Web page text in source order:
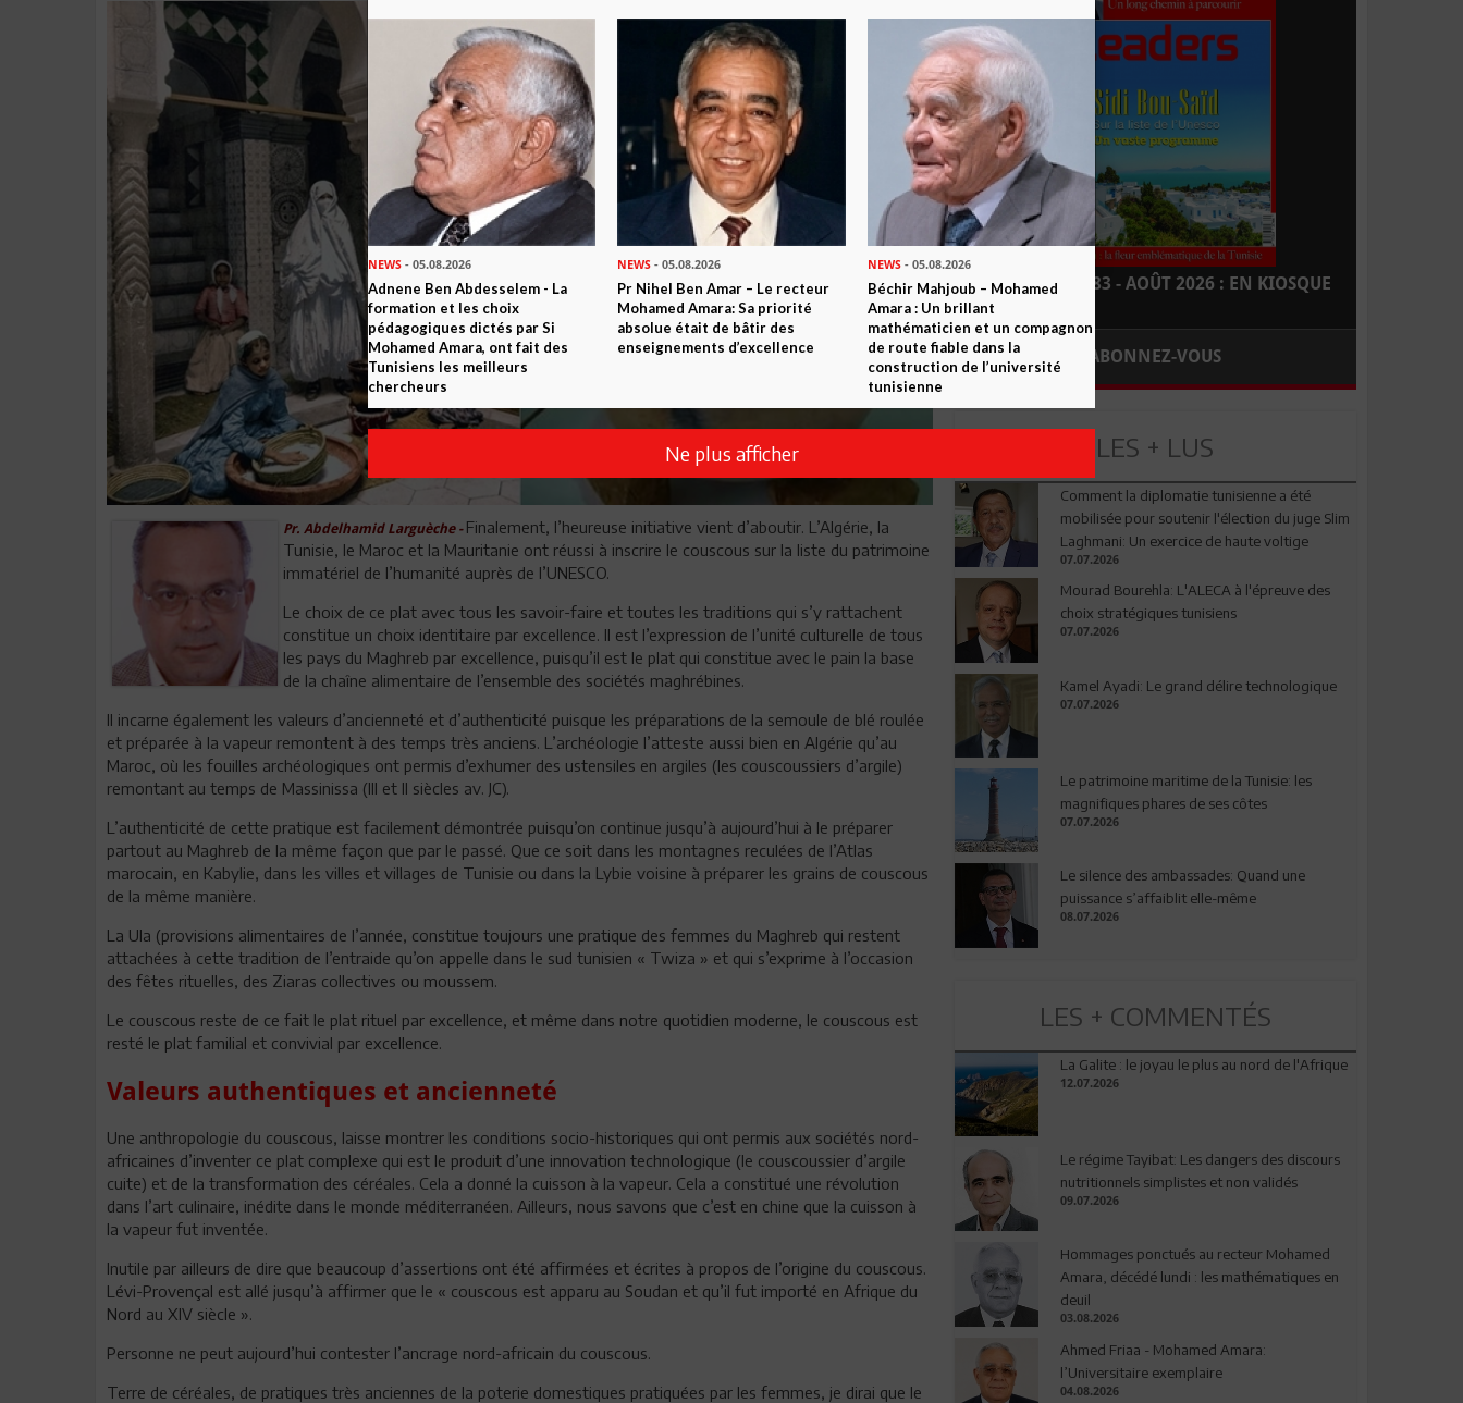
Pr. Abdelhamid Larguèche - Finalement, l’heureuse initiative vient d’aboutir. L’Algérie, la
Tunisie, le Maroc et la Mauritanie ont réussi à inscrire le couscous sur la liste du patrimoine
immatériel de l’humanité auprès de l’UNESCO.
Le choix de ce plat avec tous les savoir-faire et toutes les traditions qui s’y rattachent
constitue un choix identitaire par excellence. Il est l’expression de l’unité culturelle de tous
les pays du Maghreb par excellence, puisqu’il est le plat qui constitue avec le pain la base
de la chaîne alimentaire de l’ensemble des sociétés maghrébines.
Il incarne également les valeurs d’ancienneté et d’authenticité puisque les préparations de la semoule de blé roulée
et préparée à la vapeur remontent à des temps très anciens. L’archéologie l’atteste aussi bien en Algérie qu’au
Maroc, où les fouilles archéologiques ont permis d’exhumer des ustensiles en argiles (les couscoussiers d’argile)
remontant au temps de Massinissa (III et II siècles av. JC).
L’authenticité de cette pratique est facilement démontrée puisqu’on continue jusqu’à aujourd’hui à le préparer
partout au Maghreb de la même façon que par le passé. Que ce soit dans les montagnes reculées de l’Atlas
marocain, en Kabylie, dans les villes et villages de Tunisie ou dans la Lybie voisine à préparer les grains de couscous
de la même manière.
La Ula (provisions alimentaires de l’année, constitue toujours une pratique des femmes du Maghreb qui restent
attachées à cette tradition de l’entraide qu’on appelle dans le sud tunisien « Twiza » et qui s’exprime à l’occasion
des fêtes rituelles, des Ziaras collectives ou moussem.
Le couscous reste de ce fait le plat rituel par excellence, et même dans notre quotidien moderne, le couscous est
resté le plat familial et convivial par excellence.
Valeurs authentiques et ancienneté
Une anthropologie du couscous, laisse montrer les conditions socio-historiques qui ont permis aux sociétés nord-
africaines d’inventer ce plat complexe qui est le produit d’une innovation technologique (le couscoussier d’argile
cuite) et de la transformation des céréales. Cela a donné la cuisson à la vapeur. Cela a constitué une révolution
dans l’art culinaire, inédite dans le monde méditerranéen. Ailleurs, nous savons que c’est en chine que la cuisson à
la vapeur fut inventée.
Inutile par ailleurs de dire que beaucoup d’assertions ont été affirmées et écrites à propos de l’origine du couscous.
Lévi-Provençal est allé jusqu’à affirmer que le « couscous est apparu au Soudan et qu’il fut importé en Afrique du
Nord au XIV siècle ».
Personne ne peut aujourd’hui contester l’ancrage nord-africain du couscous.
Terre de céréales, de pratiques très anciennes de la poterie domestiques pratiquées par les femmes, je dirai que le
LEADERS N° 183 - AOÛT 2026 : EN KIOSQUE
ABONNEZ-VOUS
LES + LUS
Comment la diplomatie tunisienne a été
mobilisée pour soutenir l'élection du juge Slim
Laghmani: Un exercice de haute voltige
07.07.2026
Mourad Bourehla: L'ALECA à l'épreuve des
choix stratégiques tunisiens
07.07.2026
Kamel Ayadi: Le grand délire technologique
07.07.2026
Le patrimoine maritime de la Tunisie: les
magnifiques phares de ses côtes
07.07.2026
Le silence des ambassades: Quand une
puissance s’affaiblit elle-même
08.07.2026
LES + COMMENTÉS
La Galite : le joyau le plus au nord de l'Afrique
12.07.2026
Le régime Tayibat: Les dangers des discours
nutritionnels simplistes et non validés
09.07.2026
Hommages ponctués au recteur Mohamed
Amara, décédé lundi : les mathématiques en
deuil
03.08.2026
Ahmed Friaa - Mohamed Amara:
l’Universitaire exemplaire
04.08.2026
NEWS - 05.08.2026
Adnene Ben Abdesselem - La
formation et les choix
pédagogiques dictés par Si
Mohamed Amara, ont fait des
Tunisiens les meilleurs
chercheurs
NEWS - 05.08.2026
Pr Nihel Ben Amar – Le recteur
Mohamed Amara: Sa priorité
absolue était de bâtir des
enseignements d’excellence
NEWS- 05.08.2026
Béchir Mahjoub – Mohamed
Amara : Un brillant
mathématicien et un compagnon
de route fiable dans la
construction de l’université
tunisienne
Ne plus afficher